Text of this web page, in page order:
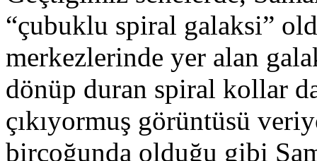
“çubuklu spiral galaksi”
merkezlerinde yer alan
dönüp duran spiral kollar
çıkıyormuş görüntüsü
birçoğunda olduğu gibi